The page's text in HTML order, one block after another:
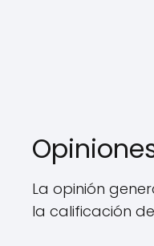
La opinión
la calificación